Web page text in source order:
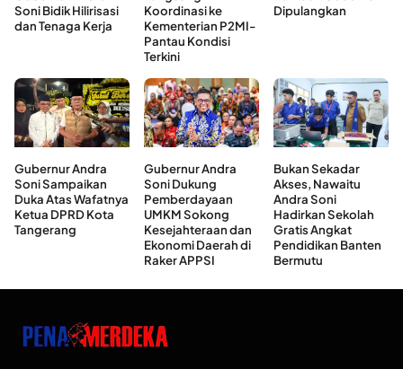
Soni Bidik Hilirisasi
dan Tenaga Kerja
Koordinasi ke
Kementerian P2MI-
Pantau Kondisi
Terkini
Dipulangkan
Gubernur Andra
Soni Sampaikan
Duka Atas Wafatnya
Ketua DPRD Kota
Tangerang
Gubernur Andra
Soni Dukung
Pemberdayaan
UMKM Sokong
Kesejahteraan dan
Ekonomi Daerah di
Raker APPSI
Bukan Sekadar
Akses, Nawaitu
Andra Soni
Hadirkan Sekolah
Gratis Angkat
Pendidikan Banten
Bermutu